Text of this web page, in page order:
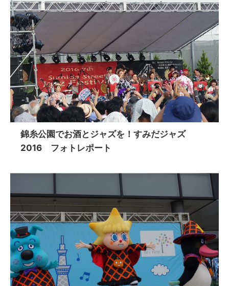
錦糸公園でお酒とジャズを！すみだジャズ
2016 フォトレポート